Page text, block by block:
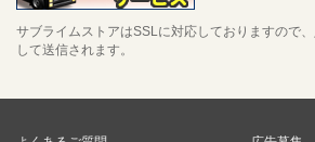
サブライムストアはSSLに対応しておりますので
して送信されます。